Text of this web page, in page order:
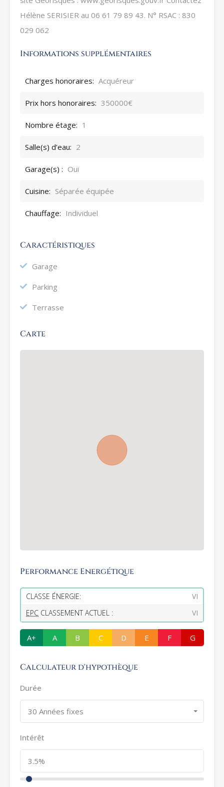
Hélène SERISIER au 06 61 79 89 43. N° RSAC : 830
029 062
Informations supplémentaires
Charges honoraires: Acquéreur
Prix hors honoraires: 350000€
Nombre étage: 1
Salle(s) d’eau: 2
Garage(s) : Oui
Cuisine: Séparée équipée
Chauffage: Individuel
Caractéristiques
Garage
Parking
Terrasse
Carte
Performance Energétique
CLASSE ÉNERGIE:
VI
EPC CLASSEMENT ACTUEL : VI
A+ A B C D E F G
Calculateur d'hypothèque
Durée
30 Années fixes
Intérêt